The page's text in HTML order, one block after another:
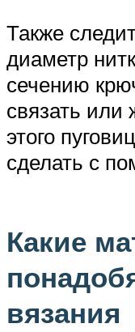
Также
диаметр
сечению
связать или
этого
сделать с
Какие
вязания